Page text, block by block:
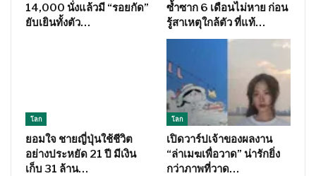
14,000 นั่งแล้วมี “รอยกัด”
ยับเยินทั้งตัว…
ซ้ำซาก 6 เดือนไม่หาย ก่อน
รู้สาเหตุใกล้ตัว ที่แท้…
โลก
ยอมใจ ชายญี่ปุ่นใช้ชีวิต
อย่างประหยัด 21 ปี มีเงิน
เก็บ 31 ล้าน…
โลก
เปิดวาร์ปเจ้าของผลงาน
“ล่าเมฆเพื่อวาด” น่ารักยิ่ง
กว่าภาพที่วาด…